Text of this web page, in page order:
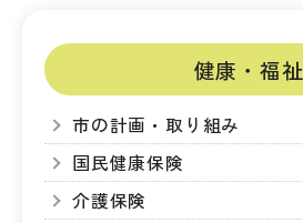
健康・福祉
市の計画・取り組み
国民健康保険
介護保険